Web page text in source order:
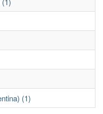
(1)